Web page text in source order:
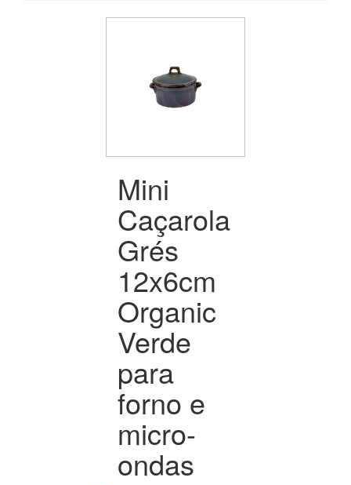
Mini
Caçarola
Grés
12x6cm
Organic
Verde
para
forno e
micro-
ondas